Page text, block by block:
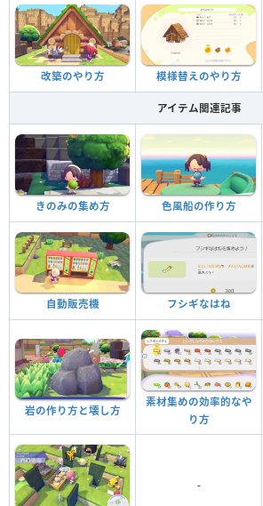
改築のやり方 模様替えのやり方
アイテム関連記事
きのみの集め方 色風船の作り方
自動販売機 フシギなはね
岩の作り方と壊し方
素材集めの効率的なや
り方
-